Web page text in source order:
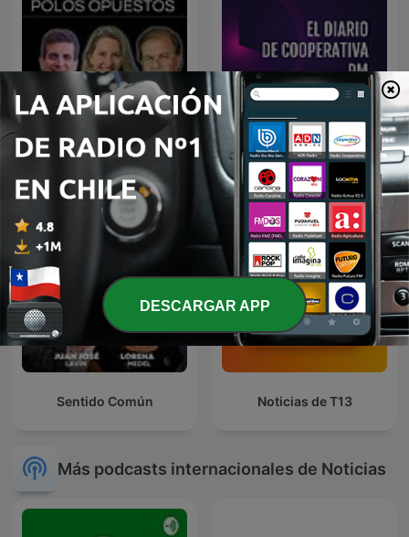
Polos Opuestos
El Diario de Cooperativa
PM
Sentido Común Noticias de T13
Más podcasts internacionales de Noticias
DESCARGAR APP